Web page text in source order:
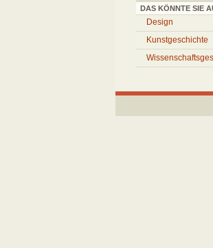
DAS KÖNNTE SIE
Design
Kunstgeschichte